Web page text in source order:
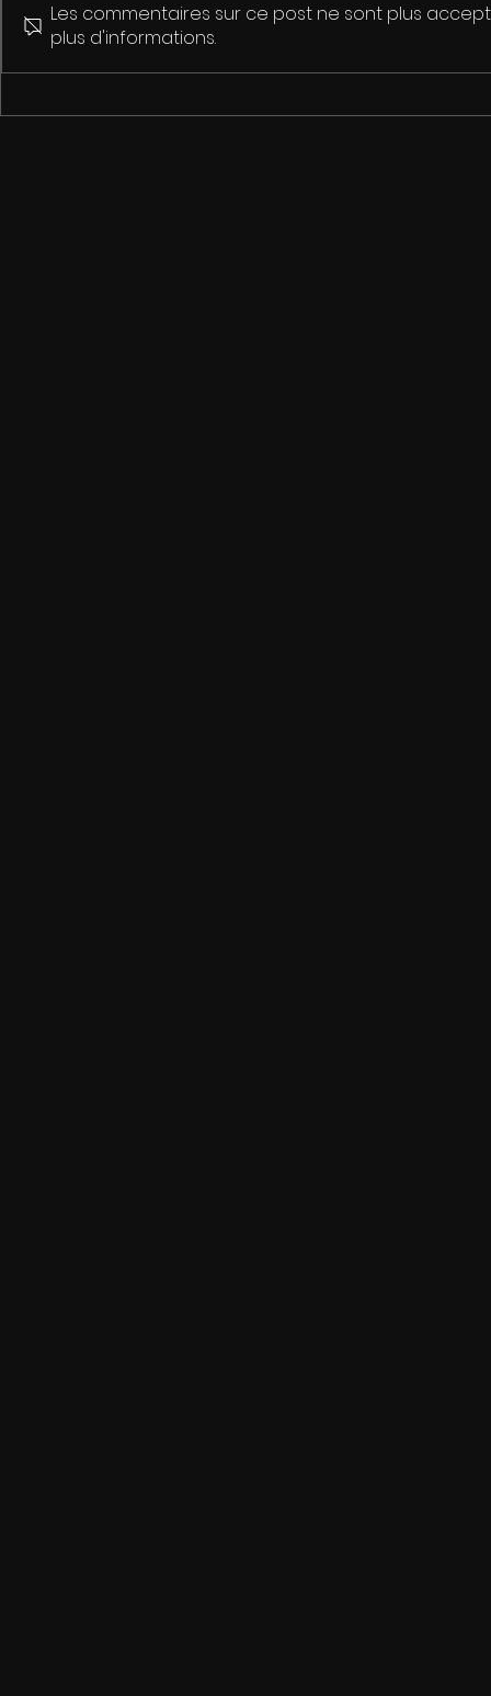
Événement paranormal au
Les commentaires sur ce post ne sont plus
plus d'informations.